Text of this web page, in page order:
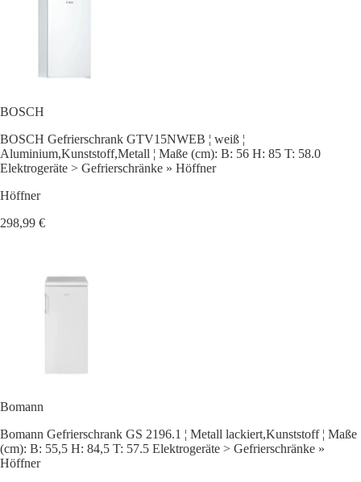
BOSCH
BOSCH Gefrierschrank GTV15NWEB ¦ weiß ¦
Aluminium,Kunststoff,Metall ¦ Maße (cm): B: 56 H: 85 T: 58.0
Elektrogeräte > Gefrierschränke » Höffner
Höffner
298,99 €
Bomann
Bomann Gefrierschrank GS 2196.1 ¦ Metall lackiert,Kunststoff ¦ Maße
(cm): B: 55,5 H: 84,5 T: 57.5 Elektrogeräte > Gefrierschränke »
Höffner